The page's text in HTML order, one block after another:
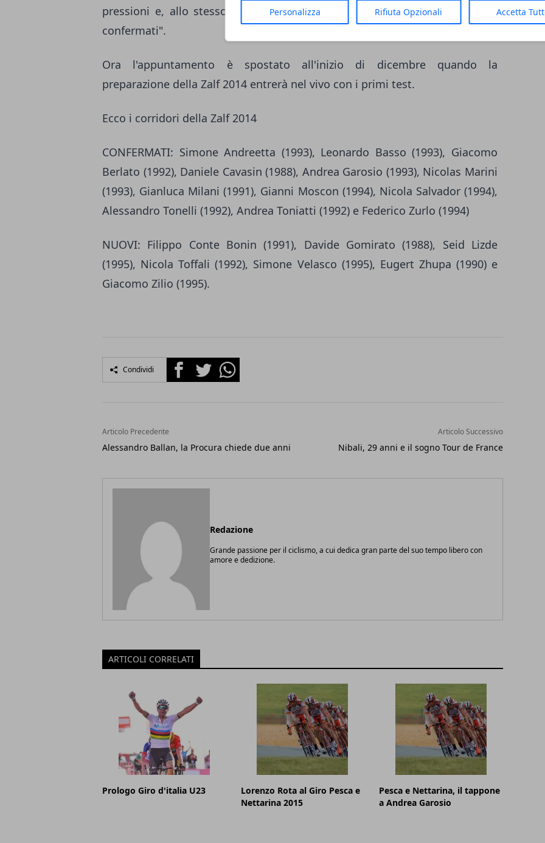
Personalizza Rifiuta Opzionali Accetta
pressioni e, allo stesso tempo, affida molte responsabilità al gruppo dei
confermati".
Ora l'appuntamento è spostato all'inizio di dicembre quando la
preparazione della Zalf 2014 entrerà nel vivo con i primi test.
Ecco i corridori della Zalf 2014
CONFERMATI: Simone Andreetta (1993), Leonardo Basso (1993), Giacomo
Berlato (1992), Daniele Cavasin (1988), Andrea Garosio (1993), Nicolas Marini
(1993), Gianluca Milani (1991), Gianni Moscon (1994), Nicola Salvador (1994),
Alessandro Tonelli (1992), Andrea Toniatti (1992) e Federico Zurlo (1994)
NUOVI: Filippo Conte Bonin (1991), Davide Gomirato (1988), Seid Lizde
(1995), Nicola Toffali (1992), Simone Velasco (1995), Eugert Zhupa (1990) e
Giacomo Zilio (1995).
Condividi FacebookTwitterWhatsapp
Articolo Precedente
Alessandro Ballan, la Procura chiede due anni
Articolo Successivo
Nibali, 29 anni e il sogno Tour de France
Redazione
Grande passione per il ciclismo, a cui dedica gran parte del suo tempo libero con
amore e dedizione.
ARTICOLI CORRELATI
Prologo Giro d'italia U23
Lorenzo Rota al Giro Pesca e
Nettarina 2015
Pesca e Nettarina, il tappone
a Andrea Garosio